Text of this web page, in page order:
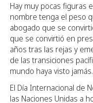
Hay muy pocas figuras
nombre tenga el peso
abogado que se
que se convirtió en
años tras las rejas y
de las transiciones
mundo haya visto jamás.
El Día Internacional de
las Naciones Unidas a